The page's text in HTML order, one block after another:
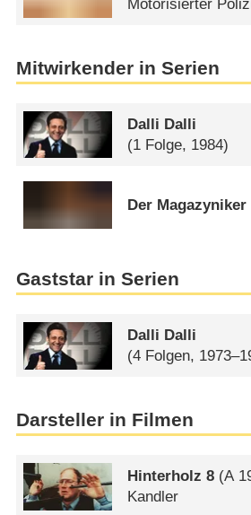
Motorisierter
Mitwirkender in Serien
Dalli Dalli
(1 Folge, 1984)
Der Magazyniker
Gaststar in Serien
Dalli Dalli
(4 Folgen,
Darsteller in Filmen
Hinterholz 8 (A
Kandler